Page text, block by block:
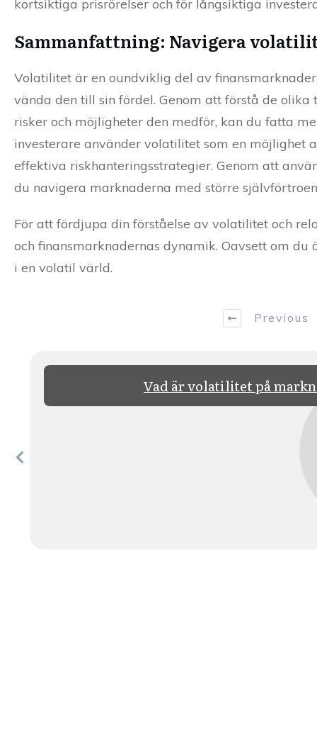
kortsiktiga prisrörelser och för långsiktiga
Sammanfattning: Navigera
Volatilitet är en oundviklig del av
vända den till sin fördel. Genom att förstå de
risker och möjligheter den medför, kan du fatta
investerare använder volatilitet som en
effektiva riskhanteringsstrategier. Genom att
du navigera marknaderna med större
För att fördjupa din förståelse av volatilitet och
och finansmarknadernas dynamik. Oavsett om
i en volatil värld.
Previous
Vad är volatilitet på